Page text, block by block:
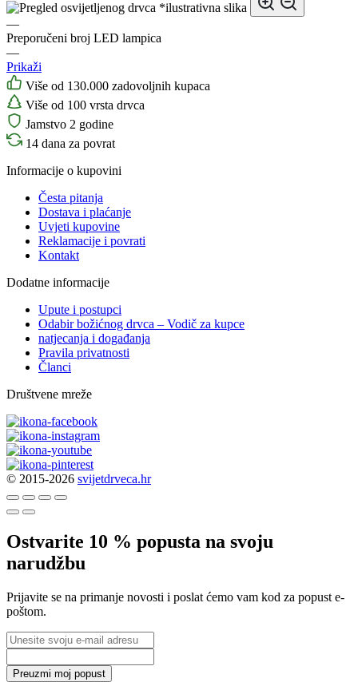
*ilustrativna slika
—
Preporučeni broj LED lampica
—
Prikaži
Više od 130.000 zadovoljnih kupaca
Više od 100 vrsta drvca
Jamstvo 2 godine
14 dana za povrat
Informacije o kupovini
Česta pitanja
Dostava i plaćanje
Uvjeti kupovine
Reklamacije i povrati
Kontakt
Dodatne informacije
Upute i postupci
Odabir božićnog drvca – Vodič za kupce
natjecanja i događanja
Pravila privatnosti
Članci
Društvene mreže
© 2015-2026 svijetdrveca.hr
Ostvarite 10 % popusta na svoju
narudžbu
Prijavite se na primanje novosti i poslat ćemo vam kod za popust e-
poštom.
Preuzmi moj popust